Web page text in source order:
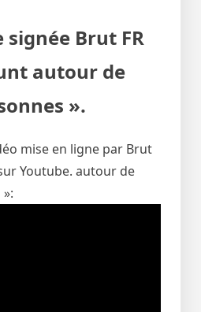
signée Brut FR
autour de
».
mise en ligne par Brut
Youtube. autour de